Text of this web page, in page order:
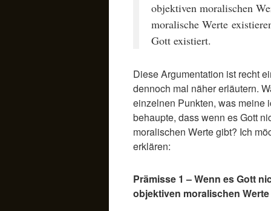
objektiven moralischen
moralische Werte
Gott existiert.
Diese Argumentation ist recht
dennoch mal näher erläutern.
einzelnen Punkten, was meine
behaupte, dass wenn es Gott
moralischen Werte gibt? Ich
erklären:
Prämisse 1 – Wenn es Gott
objektiven moralischen Werte